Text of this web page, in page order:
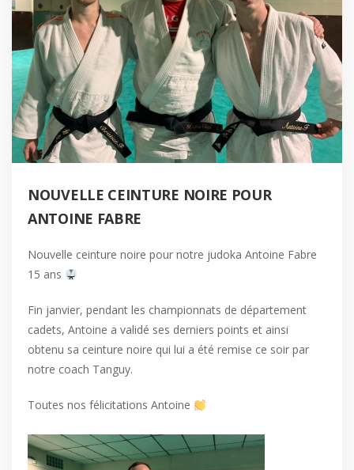
NOUVELLE CEINTURE NOIRE POUR
ANTOINE FABRE
Nouvelle ceinture noire pour notre judoka Antoine Fabre
15 ans
Fin janvier, pendant les championnats de département
cadets, Antoine a validé ses derniers points et ainsi
obtenu sa ceinture noire qui lui a été remise ce soir par
notre coach Tanguy.
Toutes nos félicitations Antoine